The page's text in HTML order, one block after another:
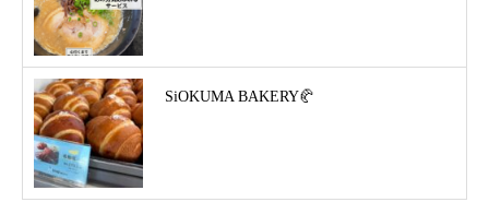
SiOKUMA BAKERY🥐